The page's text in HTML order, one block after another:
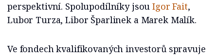
perspektivní. Spolupodílníky jsouIgor Fait,
Lubor Turza, Libor Šparlinek a Marek Malík.
Ve fondech kvalifikovaných investorů spravuje